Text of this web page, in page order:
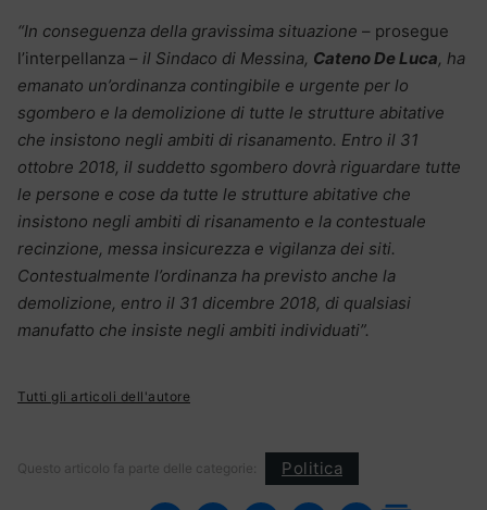
“In conseguenza della gravissima situazione – prosegue
l’interpellanza – il Sindaco di Messina, Cateno De Luca, ha
emanato un’ordinanza contingibile e urgente per lo
sgombero e la demolizione di tutte le strutture abitative
che insistono negli ambiti di risanamento. Entro il 31
ottobre 2018, il suddetto sgombero dovrà riguardare tutte
le persone e cose da tutte le strutture abitative che
insistono negli ambiti di risanamento e la contestuale
recinzione, messa insicurezza e vigilanza dei siti.
Contestualmente l’ordinanza ha previsto anche la
demolizione, entro il 31 dicembre 2018, di qualsiasi
manufatto che insiste negli ambiti individuati”.
Tutti gli articoli dell'autore
Questo articolo fa parte delle categorie: Politica